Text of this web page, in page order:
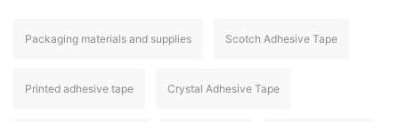
Packaging materials and supplies Scotch Adhesive Tape
Printed adhesive tape Crystal Adhesive Tape